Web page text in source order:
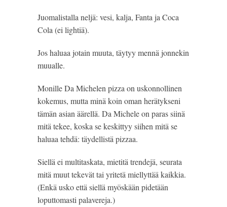
Juomalistalla neljä: vesi, kalja, Fanta ja Coca
Cola (ei lightiä).
Jos haluaa jotain muuta, täytyy mennä jonnekin
muualle.
Monille Da Michelen pizza on uskonnollinen
kokemus, mutta minä koin oman herätykseni
tämän asian äärellä. Da Michele on paras siinä
mitä tekee, koska se keskittyy siihen mitä se
haluaa tehdä: täydellistä pizzaa.
Siellä ei multitaskata, mietitä trendejä, seurata
mitä muut tekevät tai yritetä miellyttää kaikkia.
(Enkä usko että siellä myöskään pidetään
loputtomasti palavereja.)